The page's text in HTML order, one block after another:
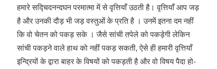
हमारे सद्चिदनन्दघन परमात्मा में से वृत्तियाँ उठती है। वृत्तियाँ आप जड़
है और उनकी दौड़ भी जड़ वस्तुओं के प्रति है । उनमें इतना दम नहीं
कि वो चेतन को पकड़ सके । जैसे सांची तपेले को पकड़ेगी लेकिन
सांची पकड़ने वाले हाथ को नहीं पकड़ सकती, ऐसे ही हमारी वृत्तियाँ
इन्द्रियों के द्वारा बाहर के विषयों को पकड़ती है और वो विषय पैदा हो-